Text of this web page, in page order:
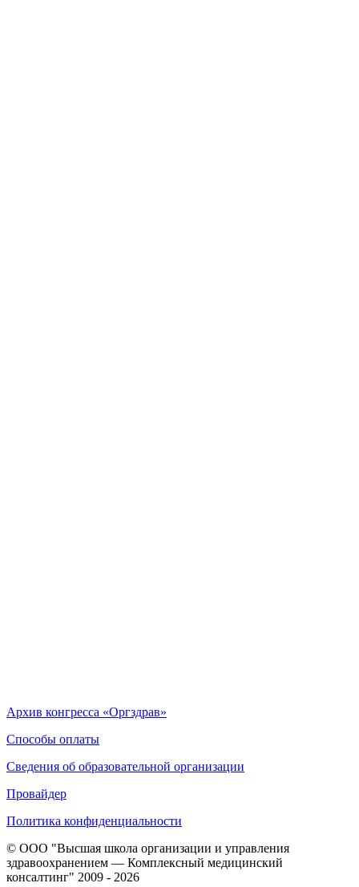
Архив конгресса «Оргздрав»
Способы оплаты
Сведения об образовательной организации
Провайдер
Политика конфиденциальности
© ООО "Высшая школа организации и управления
здравоохранением — Комплексный медицинский
консалтинг" 2009 - 2026